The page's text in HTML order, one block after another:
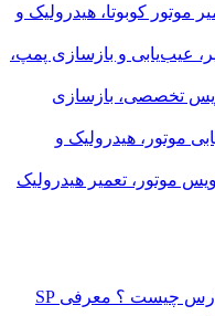
موتور کوبوتا، هیدرولیک و
عیب‌یابی و بازسازی پمپ،
تخصصی، بازسازی
موتور، هیدرولیک و
موتور، تعمیر هیدرولیک
مینی لودر سنوپارس چیست ؟ معرفی SP